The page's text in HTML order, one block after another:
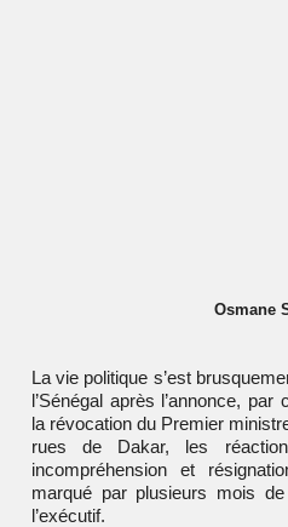
Osmane
La vie politique s’est
l’Sénégal après l’annonce, par
la révocation du Premier
rues de Dakar, les
incompréhension et
marqué par plusieurs mois
l’exécutif.